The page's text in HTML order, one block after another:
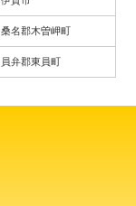
桑名郡木曽岬町
員弁郡東員町